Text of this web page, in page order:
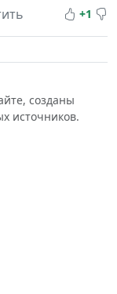
+1
созданы
источников.